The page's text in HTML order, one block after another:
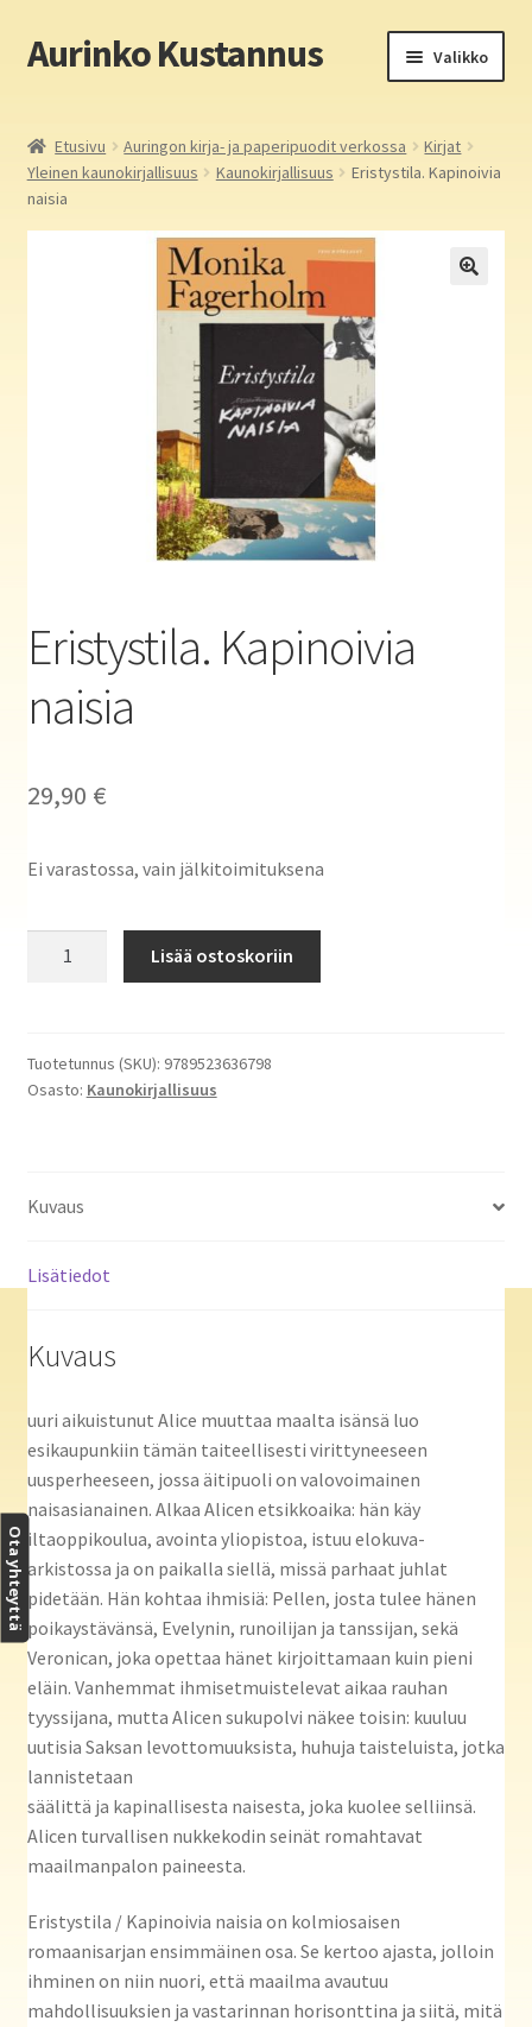
Siirry
navigointiin
Siirry
sisältöön
Aurinko Kustannus Valikko
Yritys
Aurinko Kustannus: kirjat
Auringon kirja- ja paperipuodit verkossa
Haluatko kirjailijaksi?
Etusivu Auringon kirja- ja paperipuodit verkossa
Kirjat
Yleinen kaunokirjallisuus
Kaunokirjallisuus
Eristystila. Kapinoivia
naisia
Eristystila. Kapinoivia
naisia
29,90 €
Ei varastossa, vain jälkitoimituksena
Lisää ostoskoriin
Tuotetunnus (SKU): 9789523636798
Osasto: Kaunokirjallisuus
Kuvaus
Lisätiedot
Kuvaus
uuri aikuistunut Alice muuttaa maalta isänsä luo
esikaupunkiin tämän taiteellisesti virittyneeseen
uusperheeseen, jossa äitipuoli on valovoimainen
naisasianainen. Alkaa Alicen etsikkoaika: hän käy
iltaoppikoulua, avointa yliopistoa, istuu elokuva-
arkistossa ja on paikalla siellä, missä parhaat juhlat
pidetään. Hän kohtaa ihmisiä: Pellen, josta tulee hänen
poikaystävänsä, Evelynin, runoilijan ja tanssijan, sekä
Veronican, joka opettaa hänet kirjoittamaan kuin pieni
eläin. Vanhemmat ihmisetmuistelevat aikaa rauhan
tyyssijana, mutta Alicen sukupolvi näkee toisin: kuuluu
uutisia Saksan levottomuuksista, huhuja taisteluista, jotka
lannistetaan
säälittä ja kapinallisesta naisesta, joka kuolee selliinsä.
Alicen turvallisen nukkekodin seinät romahtavat
maailmanpalon paineesta.
Eristystila / Kapinoivia naisia on kolmiosaisen
romaanisarjan ensimmäinen osa. Se kertoo ajasta, jolloin
ihminen on niin nuori, että maailma avautuu
mahdollisuuksien ja vastarinnan horisonttina ja siitä, mitä
Ota yhteyttä